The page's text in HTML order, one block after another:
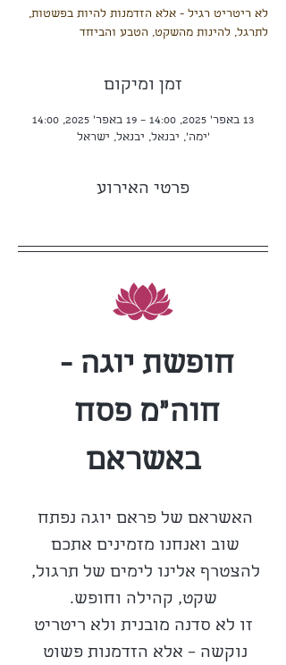
לא ריטריט רגיל - אלא הזדמנות להיות בפשטות,
לתרגל, להינות מהשקט, הטבע והביחד
זמן ומיקום
13 באפר׳ 2025, 14:00 – 19 באפר׳ 2025, 14:00
'ימה', יבנאל, יבנאל, ישראל
פרטי האירוע
חופשת יוגה -
חוה"מ פסח
באשראם
האשראם של פראם יוגה נפתח
שוב ואנחנו מזמינים אתכם
להצטרף אלינו לימים של תרגול,
שקט, קהילה וחופש.
זו לא סדנה מובנית ולא ריטריט
נוקשה – אלא הזדמנות פשוט